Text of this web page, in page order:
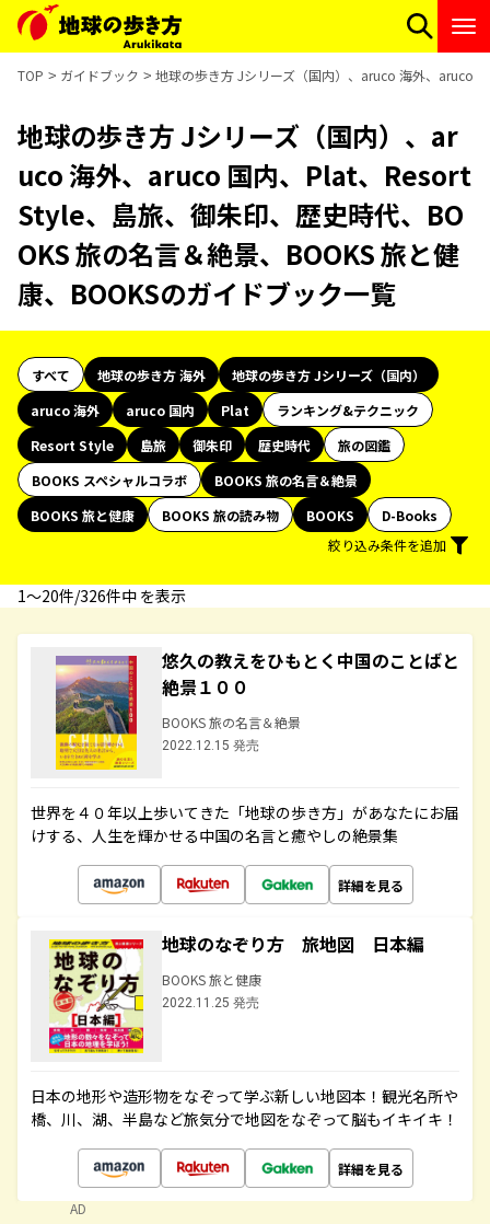
TOP ガイドブック 地球の歩き方 Jシリーズ（国内）、aruco 海外、aruco
地球の歩き方 Jシリーズ（国内）、ar
uco 海外、aruco 国内、Plat、Resort
Style、島旅、御朱印、歴史時代、BO
OKS 旅の名言＆絶景、BOOKS 旅と健
康、BOOKSのガイドブック一覧
すべて 地球の歩き方 海外
地球の歩き方 Jシリーズ（国内）
aruco 海外
aruco 国内 Plat
ランキング&テクニック
Resort Style
島旅 御朱印 歴史時代
旅の図鑑
BOOKS スペシャルコラボ
BOOKS 旅の名言＆絶景
BOOKS 旅と健康
BOOKS 旅の読み物 BOOKS
D-Books
絞り込み条件を追加
1〜20件/326件中 を表示
悠久の教えをひもとく中国のことばと
絶景１００
BOOKS 旅の名言＆絶景
2022.12.15 発売
世界を４０年以上歩いてきた「地球の歩き方」があなたにお届
けする、人生を輝かせる中国の名言と癒やしの絶景集
詳細を見る
地球のなぞり方 旅地図 日本編
BOOKS 旅と健康
2022.11.25 発売
日本の地形や造形物をなぞって学ぶ新しい地図本！観光名所や
橋、川、湖、半島など旅気分で地図をなぞって脳もイキイキ！
詳細を見る
AD